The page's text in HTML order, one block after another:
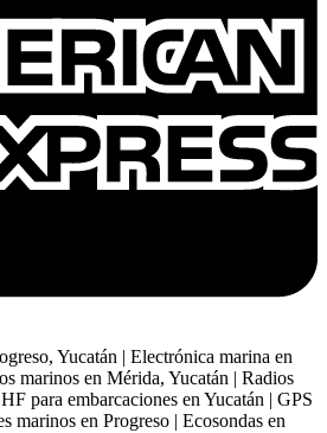
Yucatán | Electrónica marina en
marinos en Mérida, Yucatán | Radios
para embarcaciones en Yucatán | GPS
marinos en Progreso | Ecosondas en